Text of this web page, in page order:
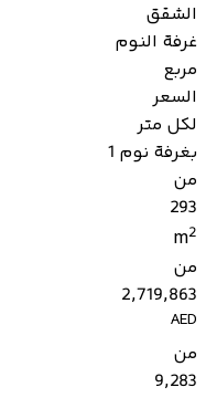
الشقق
غرفة النوم
مربع
السعر
لكل متر
بغرفة نوم 1
من
293
m2
من
2,719,863
AED
من
9,283